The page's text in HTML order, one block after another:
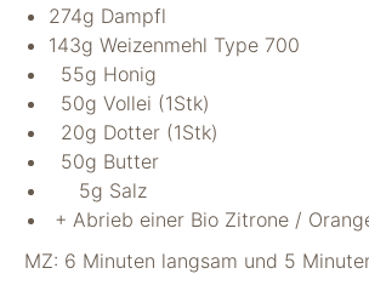
274g Dampfl
143g Weizenmehl Type 700
55g Honig
50g Vollei (1Stk)
20g Dotter (1Stk)
50g Butter
5g Salz
+ Abrieb einer Bio Zitrone /
MZ: 6 Minuten langsam und 5
Diese und andere
Daten werden
möglicherweise so
modifiziert, dass sie
nicht zur direkten
Identifizierung Ihrer
Person verwendet
werden können
(pseudomisiert),
und können an
Drittpartner